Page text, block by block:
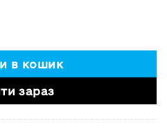
Для спец автомобілів
в кошик
зараз